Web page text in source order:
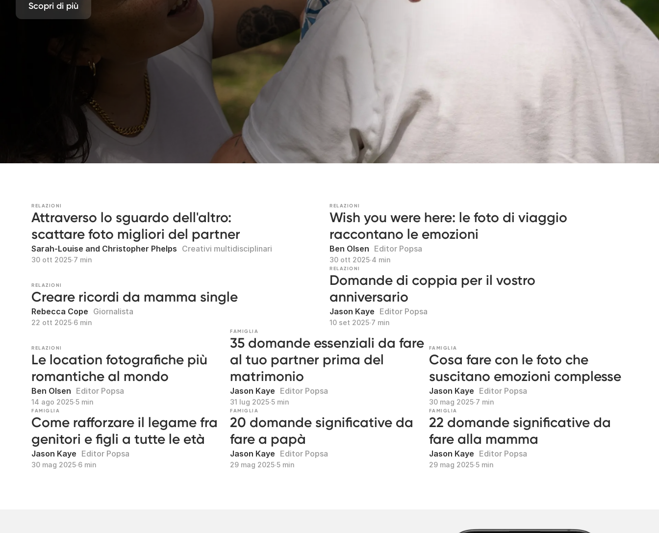
Scopri di più
RELAZIONI
Attraverso lo sguardo dell'altro:
scattare foto migliori del partner
Sarah-Louise and Christopher Phelps Creativi multidisciplinari
30 ott 2025∙7 min
RELAZIONI
Wish you were here: le foto di viaggio
raccontano le emozioni
Ben Olsen Editor Popsa
30 ott 2025∙4 min
RELAZIONI
Creare ricordi da mamma single
Rebecca Cope Giornalista
22 ott 2025∙6 min
RELAZIONI
Domande di coppia per il vostro
anniversario
Jason Kaye Editor Popsa
10 set 2025∙7 min
RELAZIONI
Le location fotografiche più
romantiche al mondo
Ben Olsen Editor Popsa
14 ago 2025∙5 min
FAMIGLIA
35 domande essenziali da fare
al tuo partner prima del
matrimonio
Jason Kaye Editor Popsa
31 lug 2025∙5 min
FAMIGLIA
Cosa fare con le foto che
suscitano emozioni complesse
Jason Kaye Editor Popsa
30 mag 2025∙7 min
FAMIGLIA
Come rafforzare il legame fra
genitori e figli a tutte le età
Jason Kaye Editor Popsa
30 mag 2025∙6 min
FAMIGLIA
20 domande significative da
fare a papà
Jason Kaye Editor Popsa
29 mag 2025∙5 min
FAMIGLIA
22 domande significative da
fare alla mamma
Jason Kaye Editor Popsa
29 mag 2025∙5 min